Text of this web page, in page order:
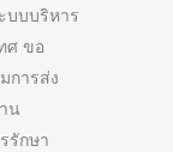
บบบริหาร
ศ ขอ
การส่ง
น
รักษา